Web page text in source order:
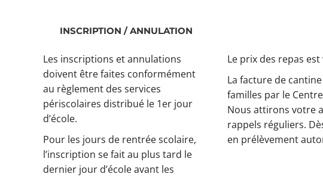
INSCRIPTION / ANNULATION
Les inscriptions et annulations
doivent être faites conformément
au règlement des services
périscolaires distribué le 1er jour
d’école.
Pour les jours de rentrée scolaire,
l’inscription se fait au plus tard le
dernier jour d’école avant les
Le prix des repas
La facture de
familles par le
Nous attirons votre
rappels réguliers.
en prélèvement